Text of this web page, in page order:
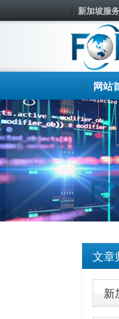
新加坡服
网站
文章
新